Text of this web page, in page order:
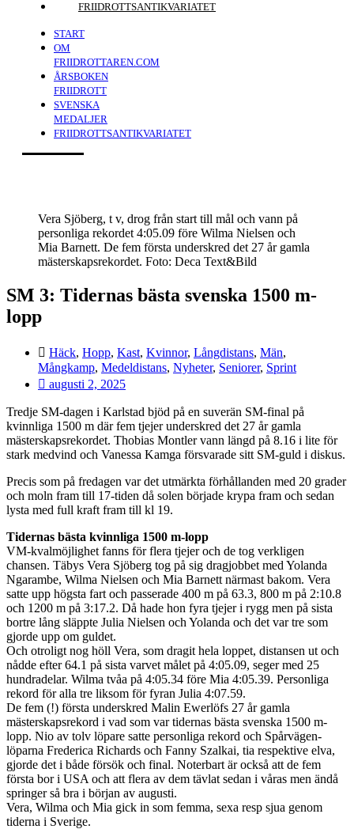
FRIIDROTTSANTIKVARIATET
START
OM
FRIIDROTTAREN.COM
ÅRSBOKEN
FRIIDROTT
SVENSKA
MEDALJER
FRIIDROTTSANTIKVARIATET
Vera Sjöberg, t v, drog från start till mål och vann på
personliga rekordet 4:05.09 före Wilma Nielsen och
Mia Barnett. De fem första underskred det 27 år gamla
mästerskapsrekordet. Foto: Deca Text&Bild
SM 3: Tidernas bästa svenska 1500 m-
lopp
Häck, Hopp, Kast, Kvinnor, Långdistans, Män,
Mångkamp, Medeldistans, Nyheter, Seniorer, Sprint
augusti 2, 2025
Tredje SM-dagen i Karlstad bjöd på en suverän SM-final på
kvinnliga 1500 m där fem tjejer underskred det 27 år gamla
mästerskapsrekordet. Thobias Montler vann längd på 8.16 i lite för
stark medvind och Vanessa Kamga försvarade sitt SM-guld i diskus.
Precis som på fredagen var det utmärkta förhållanden med 20 grader
och moln fram till 17-tiden då solen började krypa fram och sedan
lysta med full kraft fram till kl 19.
Tidernas bästa kvinnliga 1500 m-lopp
VM-kvalmöjlighet fanns för flera tjejer och de tog verkligen
chansen. Täbys Vera Sjöberg tog på sig dragjobbet med Yolanda
Ngarambe, Wilma Nielsen och Mia Barnett närmast bakom. Vera
satte upp högsta fart och passerade 400 m på 63.3, 800 m på 2:10.8
och 1200 m på 3:17.2. Då hade hon fyra tjejer i rygg men på sista
bortre lång släppte Julia Nielsen och Yolanda och det var tre som
gjorde upp om guldet.
Och otroligt nog höll Vera, som dragit hela loppet, distansen ut och
nådde efter 64.1 på sista varvet målet på 4:05.09, seger med 25
hundradelar. Wilma tvåa på 4:05.34 före Mia 4:05.39. Personliga
rekord för alla tre liksom för fyran Julia 4:07.59.
De fem (!) första underskred Malin Ewerlöfs 27 år gamla
mästerskapsrekord i vad som var tidernas bästa svenska 1500 m-
lopp. Nio av tolv löpare satte personliga rekord och Spårvägen-
löparna Frederica Richards och Fanny Szalkai, tia respektive elva,
gjorde det i både försök och final. Noterbart är också att de fem
första bor i USA och att flera av dem tävlat sedan i våras men ändå
springer så bra i början av augusti.
Vera, Wilma och Mia gick in som femma, sexa resp sjua genom
tiderna i Sverige.